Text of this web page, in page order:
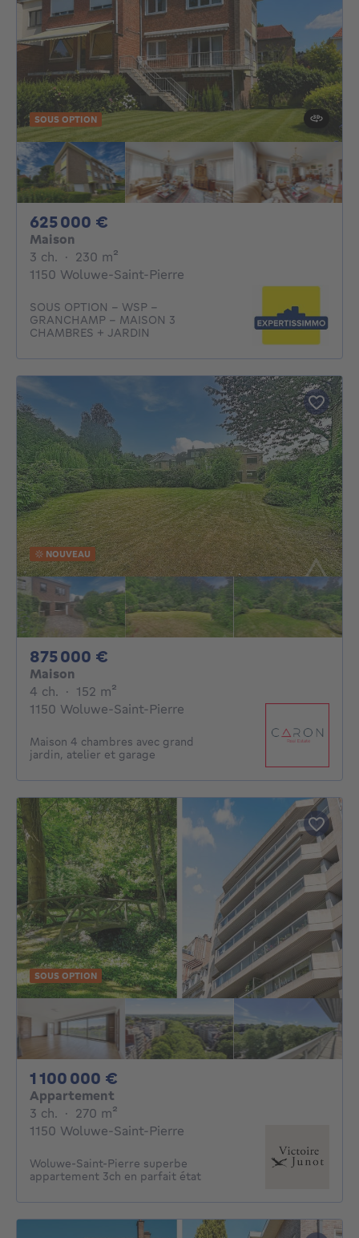
SOUS OPTION
625 000 €
Maison
3 ch. 3 chambres
· 230 m²
1150 Woluwe-Saint-Pierre
SOUS OPTION - WSP -
GRANCHAMP - MAISON 3
CHAMBRES + JARDIN
NOUVEAU
875 000 €
Maison
4 ch. 4 chambres
· 152 m²
1150 Woluwe-Saint-Pierre
Maison 4 chambres avec grand
jardin, atelier et garage
SOUS OPTION
1 100 000 €
Appartement
3 ch. 3 chambres
· 270 m²
1150 Woluwe-Saint-Pierre
Woluwe-Saint-Pierre superbe
appartement 3ch en parfait état